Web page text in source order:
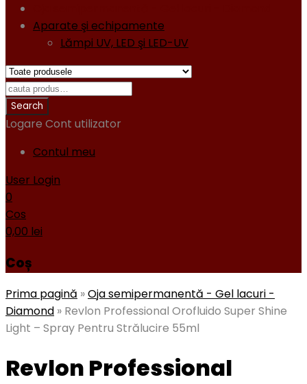
Aparate şi echipamente
Lămpi UV, LED şi LED-UV
Logare Cont utilizator
Contul meu
User Login
0
Cos
0,00 lei
Coș
Prima pagină »Oja semipermanentă - Gel lacuri -
Diamond » Revlon Professional Orofluido Super Shine
Light – Spray Pentru Strălucire 55ml
Revlon Professional